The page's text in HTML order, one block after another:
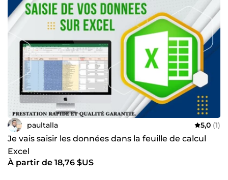
paultalla 5,0 (1)
Je vais saisir les données dans la feuille de calcul
Excel
À partir de 18,76 $US